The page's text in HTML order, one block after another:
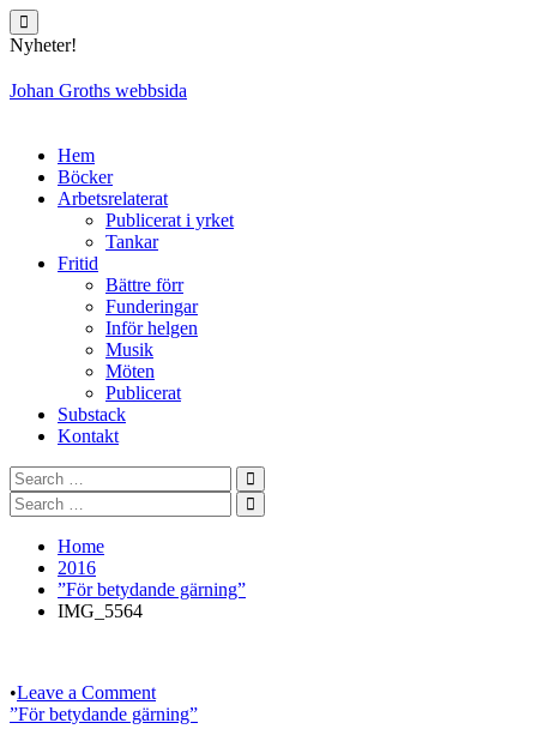
Skip
to
Nyheter!
Johan Groths webbsida
Hem
Böcker
Arbetsrelaterat
Publicerat i yrket
Tankar
Fritid
Bättre förr
Funderingar
Inför helgen
Musik
Möten
Publicerat
Substack
Kontakt
Search
for:
Search
Search
for:
Search
Home
2016
”För betydande gärning”
IMG_5564
•Leave a Commenton
IMG_5564
Inläggsnavigering
”För betydande gärning”